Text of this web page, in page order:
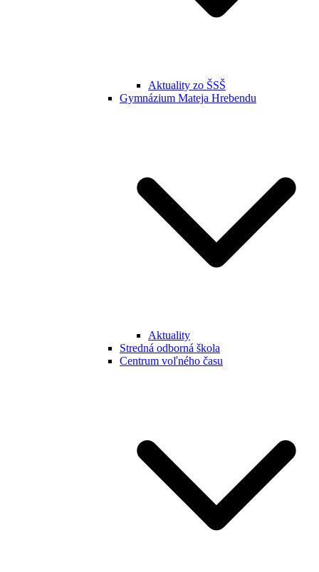
Aktuality zo ŠSŠ
Gymnázium Mateja Hrebendu
Aktuality
Stredná odborná škola
Centrum voľného času